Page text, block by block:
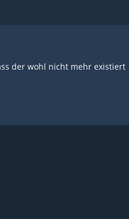
der wohl nicht mehr existiert